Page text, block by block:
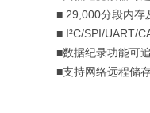
■ 29,000分段内存
■ I²C/SPI/UART/
■数据纪录功能可
■支持网络远程储